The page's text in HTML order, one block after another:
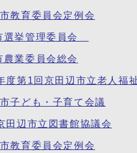
教育委員会定例会
選挙管理委員会
農業委員会総会
度第1回京田辺市立老人福
子ども・子育て会議
田辺市立図書館協議会
教育委員会定例会